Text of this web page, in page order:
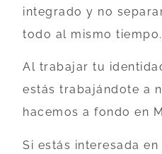
integrado y no
todo al mismo tiempo.
Al trabajar tu
estás trabajándote a
hacemos a fondo en
Si estás interesada